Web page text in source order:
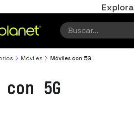
Móviles Móviles con 5G
5G